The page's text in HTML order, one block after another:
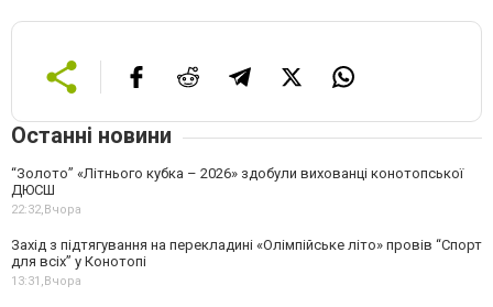
Останні новини
“Золото” «Літнього кубка – 2026» здобули вихованці конотопської
ДЮСШ
22:32, Вчора
Захід з підтягування на перекладині «Олімпійське літо» провів “Спорт
для всіх” у Конотопі
13:31, Вчора